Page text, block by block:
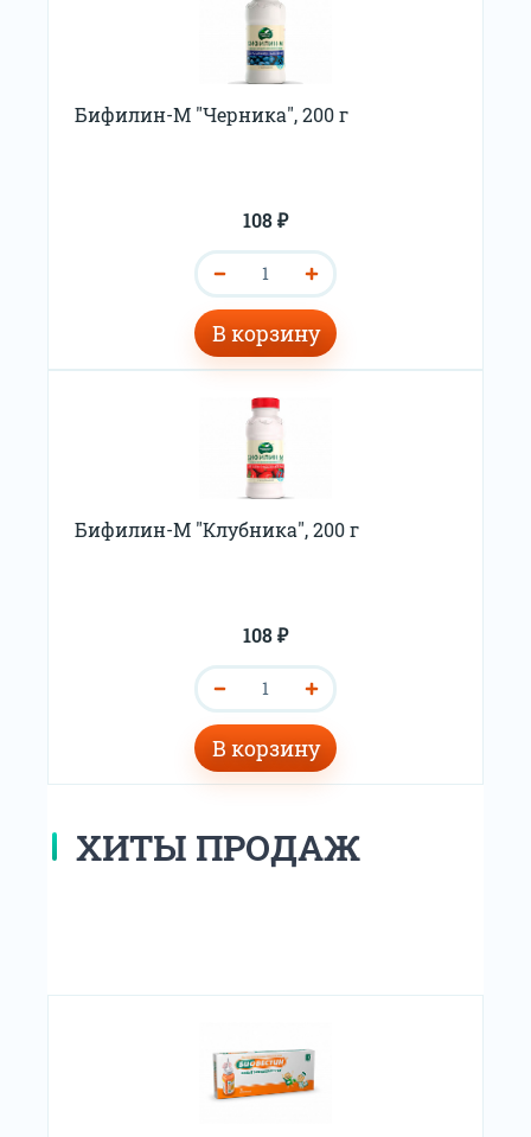
Бифилин-М "Черника", 200 г
108 ₽
В корзину
Бифилин-М "Клубника", 200 г
108 ₽
В корзину
ХИТЫ ПРОДАЖ